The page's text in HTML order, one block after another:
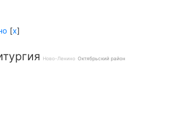
[x]
Ново-Ленино Октябрьский район